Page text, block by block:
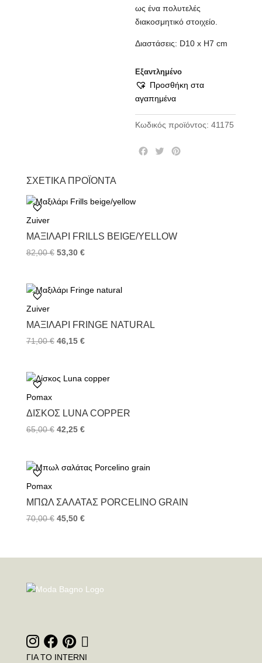
ως ένα πολυτελές
διακοσμητικό στοιχείο.
Διαστάσεις: D10 x H7 cm
Εξαντλημένο
Προσθήκη στα
αγαπημένα
Κωδικός προϊόντος:41175
k
T
ΣΧΕΤΙΚΆ ΠΡΟΪΌΝΤΑ
Zuiver
ΜΑΞΙΛΆΡΙ FRILLS BEIGE/YELLOW
82,00€ 53,30 €
Zuiver
ΜΑΞΙΛΆΡΙ FRINGE NATURAL
71,00€ 46,15 €
Pomax
ΔΊΣΚΟΣ LUNA COPPER
65,00€ 42,25 €
Pomax
ΜΠΩΛ ΣΑΛΆΤΑΣ PORCELINO GRAIN
70,00€ 45,50 €
ΓΙΑ ΤΟ INTERNI